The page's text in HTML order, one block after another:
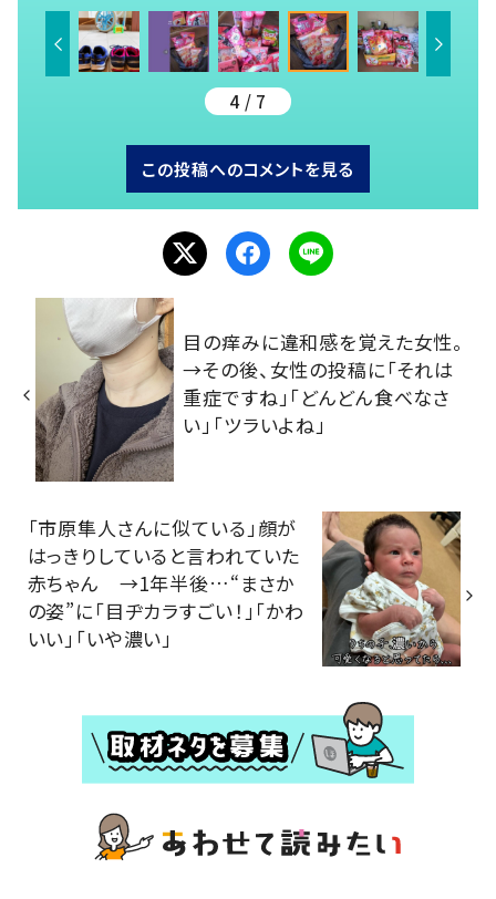
4 / 7
この投稿へのコメントを見る
目の痒みに違和感を覚えた女性。
→その後、女性の投稿に「それは
重症ですね」「どんどん食べなさ
い」「ツラいよね」
「市原隼人さんに似ている」顔が
はっきりしていると言われていた
赤ちゃん →1年半後…“まさか
の姿”に「目ヂカラすごい！」「かわ
いい」「いや濃い」